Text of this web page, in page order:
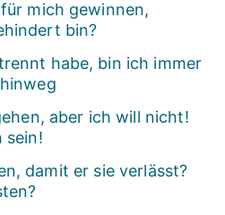
mich gewinnen,
bin?
habe, bin ich immer
aber ich will nicht!
sein!
damit er sie verlässt?